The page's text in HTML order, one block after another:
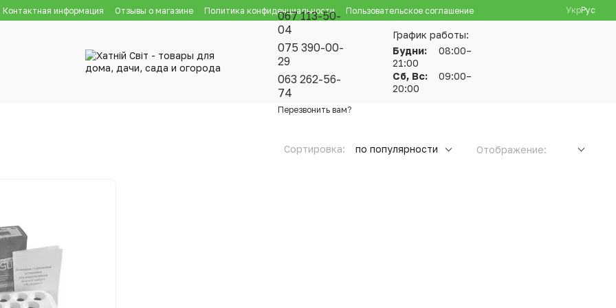
Контактная информация Отзывы о магазине Политика конфиденциальности Пользовательское соглашение УкрРус
067 113-50-
04
075 390-00-
29
063 262-56-
74
Перезвонить вам?
График работы:
Будни:
08:00–
21:00
Сб, Вс:
09:00–
20:00
Сортировка: по популярности Отображение: